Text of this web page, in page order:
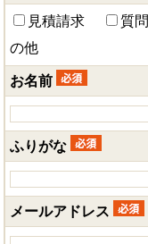
見積請求 質問
の他
お名前
ふりがな
メールアドレス